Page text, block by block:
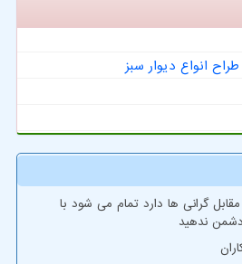
انواع دیوار سبز
گرانی ها دارد تمام می شود با
ندهید